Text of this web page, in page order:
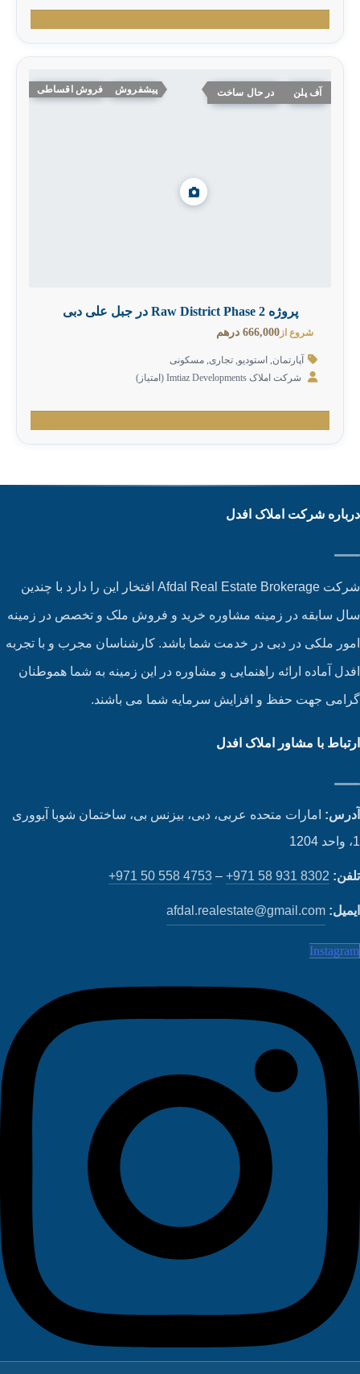
آف پلن در حال ساخت پیشفروش فروش اقساطی
پروژه Raw District Phase 2 در جبل علی دبی
شروع از 666,000 درهم
آپارتمان,استودیو,تجاری ,مسکونی
شرکت املاک Imtiaz Developments (امتیاز)
شرکت املاک افدل
شرکت Afdal Real Estate Brokerage افتخار این را دارد با چندین
سابقه در زمینه مشاوره خرید و فروش ملک و تخصص در زمینه
ملکی در دبی در خدمت شما باشد. کارشناسان مجرب و با تجربه
آماده ارائه راهنمایی و مشاوره در این زمینه به شما هموطنان
جهت حفظ و افزایش سرمایه شما می باشند.
با مشاور املاک افدل
امارات متحده عربی، دبی، بیزنس بی، ساختمان شوبا آیووری
+971 50 558 4753–+971 58 931 8302
afdal.realestate@gmail.com